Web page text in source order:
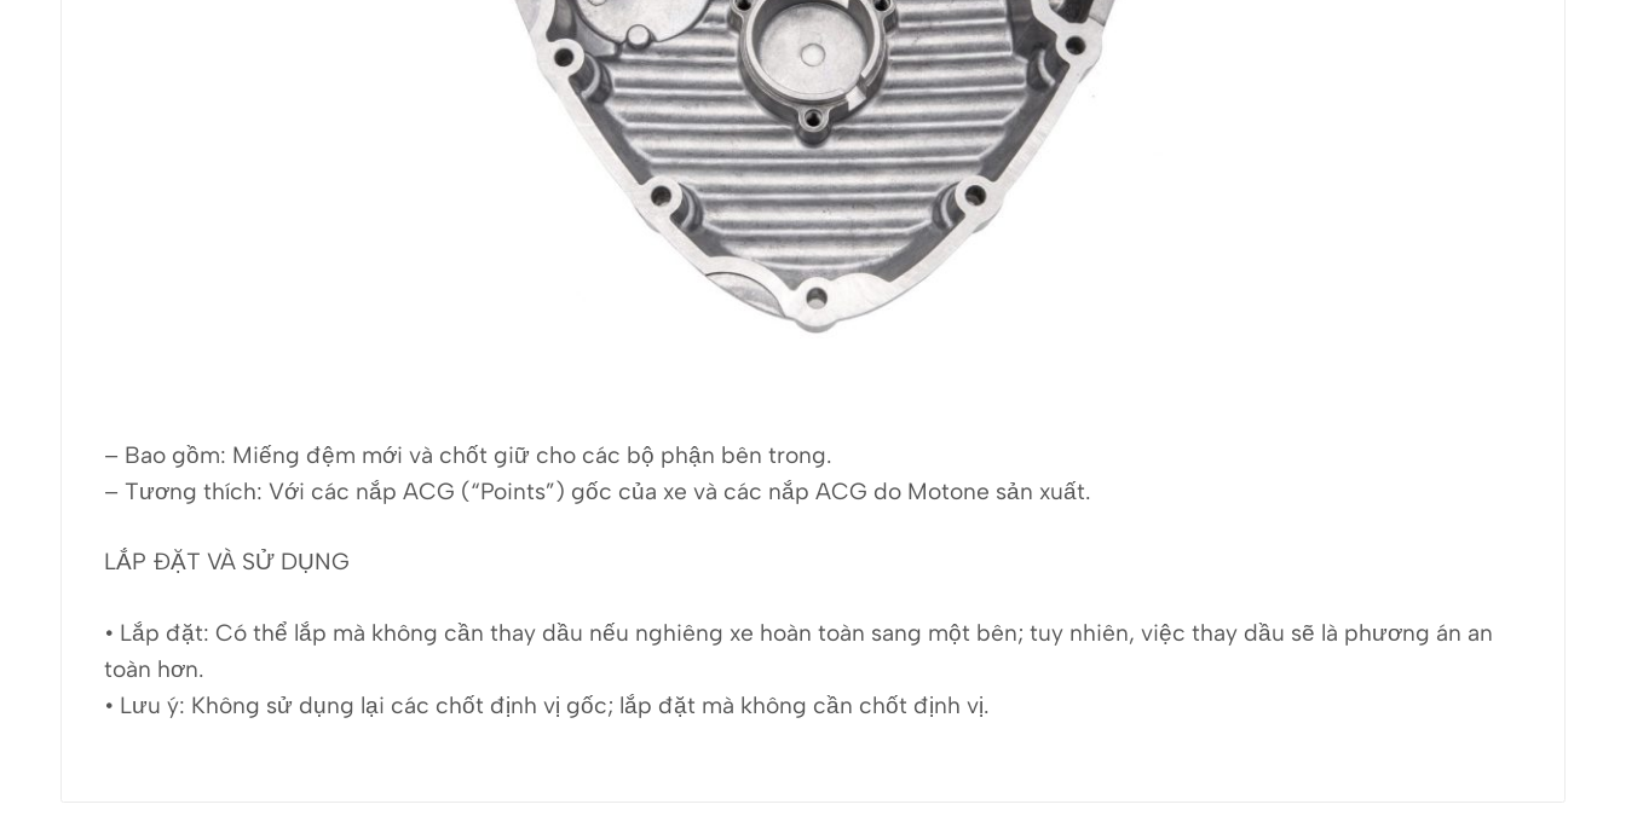
– Bao gồm: Miếng đệm mới và chốt giữ cho các bộ phận bên trong.
– Tương thích: Với các nắp ACG (“Points”) gốc của xe và các nắp ACG do Motone sản xuất.
LẮP ĐẶT VÀ SỬ DỤNG
• Lắp đặt: Có thể lắp mà không cần thay dầu nếu nghiêng xe hoàn toàn sang một bên; tuy nhiên, việc thay dầu sẽ là phương án an
toàn hơn.
• Lưu ý: Không sử dụng lại các chốt định vị gốc; lắp đặt mà không cần chốt định vị.